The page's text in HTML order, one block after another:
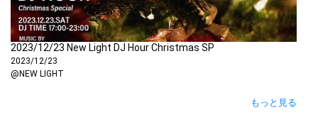
34. Finesse - Pheelz ft Buju
2023/12/23 New Light DJ Hour Christmas SP
2023/12/23
@NEW LIGHT
もっと見る